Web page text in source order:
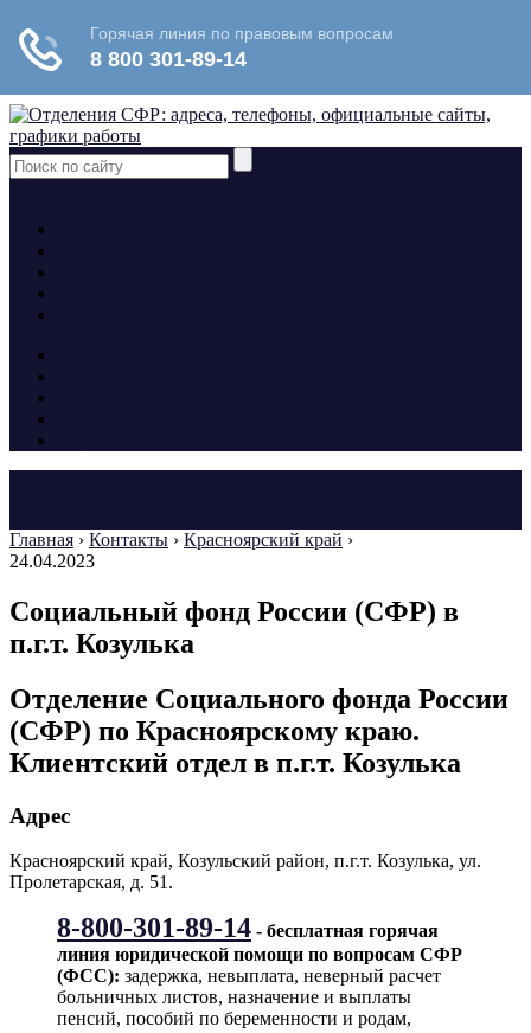
Главная › Контакты › Красноярский край ›
24.04.2023
Социальный фонд России (СФР) в
п.г.т. Козулька
Отделение Социального фонда России
(СФР) по Красноярскому краю.
Клиентский отдел в п.г.т. Козулька
Адрес
Красноярский край, Козульский район, п.г.т. Козулька, ул.
Пролетарская, д. 51.
8-800-301-89-14 - бесплатная горячая
линия юридической помощи по вопросам CФР
(ФСС): задержка, невыплата, неверный расчет
больничных листов, назначение и выплаты
пенсий, пособий по беременности и родам,